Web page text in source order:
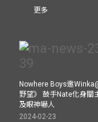
更多
Nowhere Boys邀
野望》 鼓手Nate化身關
及眼神嚇人
2024-02-23